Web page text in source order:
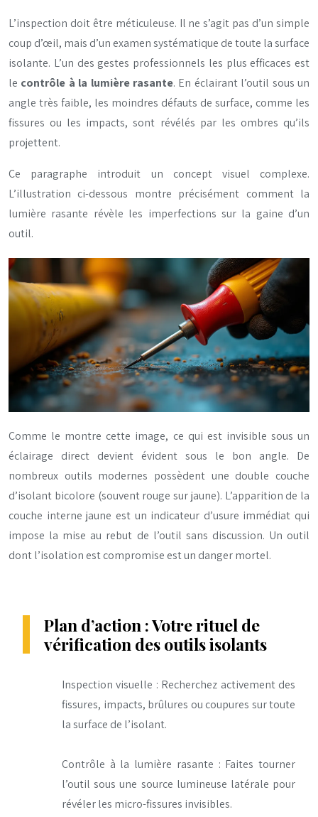
L’inspection doit être méticuleuse. Il ne s’agit pas d’un simple
coup d’œil, mais d’un examen systématique de toute la surface
isolante. L’un des gestes professionnels les plus efficaces est
le contrôle à la lumière rasante. En éclairant l’outil sous un
angle très faible, les moindres défauts de surface, comme les
fissures ou les impacts, sont révélés par les ombres qu’ils
projettent.
Ce paragraphe introduit un concept visuel complexe.
L’illustration ci-dessous montre précisément comment la
lumière rasante révèle les imperfections sur la gaine d’un
outil.
Comme le montre cette image, ce qui est invisible sous un
éclairage direct devient évident sous le bon angle. De
nombreux outils modernes possèdent une double couche
d’isolant bicolore (souvent rouge sur jaune). L’apparition de la
couche interne jaune est un indicateur d’usure immédiat qui
impose la mise au rebut de l’outil sans discussion. Un outil
dont l’isolation est compromise est un danger mortel.
Plan d’action : Votre rituel de
vérification des outils isolants
Inspection visuelle : Recherchez activement des
fissures, impacts, brûlures ou coupures sur toute
la surface de l’isolant.
Contrôle à la lumière rasante : Faites tourner
l’outil sous une source lumineuse latérale pour
révéler les micro-fissures invisibles.